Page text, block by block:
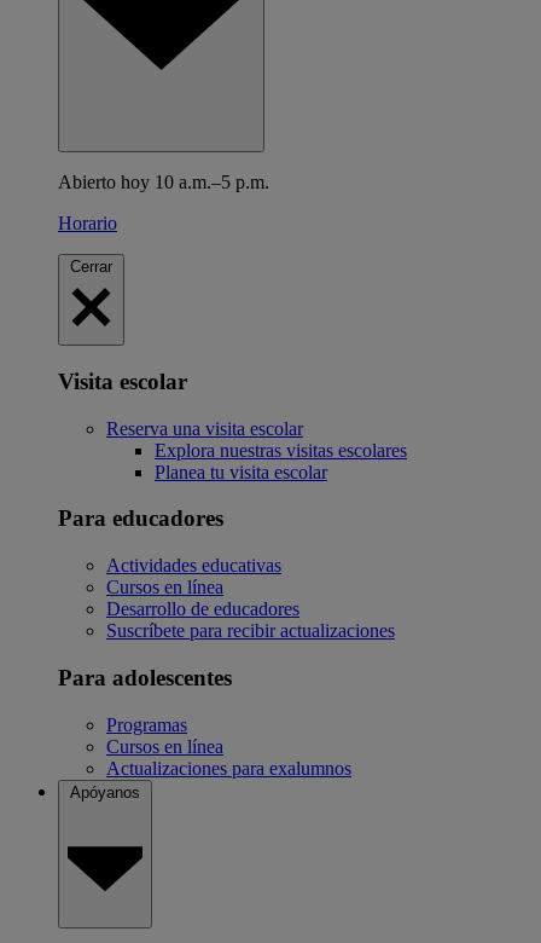
Abierto hoy 10 a.m.–5 p.m.
Horario
Cerrar
Visita escolar
Reserva una visita escolar
Explora nuestras visitas escolares
Planea tu visita escolar
Para educadores
Actividades educativas
Cursos en línea
Desarrollo de educadores
Suscríbete para recibir actualizaciones
Para adolescentes
Programas
Cursos en línea
Actualizaciones para exalumnos
Apóyanos